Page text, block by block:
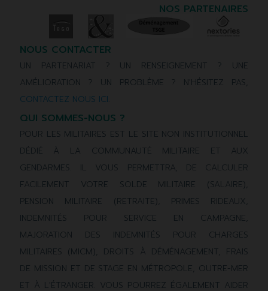
NOS PARTENAIRES
NOUS CONTACTER
UN PARTENARIAT ? UN RENSEIGNEMENT ? UNE
AMÉLIORATION ? UN PROBLÈME ? N'HÉSITEZ PAS,
CONTACTEZ NOUS ICI
QUI SOMMES-NOUS ?
POUR LES MILITAIRES EST LE SITE NON INSTITUTIONNEL
DÉDIÉ À LA COMMUNAUTÉ MILITAIRE ET AUX
GENDARMES. IL VOUS PERMETTRA, DE CALCULER
FACILEMENT VOTRE SOLDE MILITAIRE (SALAIRE),
PENSION MILITAIRE (RETRAITE), PRIMES RIDEAUX,
INDEMNITÉS POUR SERVICE EN CAMPAGNE,
MAJORATION DES INDEMNITÉS POUR CHARGES
MILITAIRES (MICM), DROITS À DÉMÉNAGEMENT, FRAIS
DE MISSION ET DE STAGE EN MÉTROPOLE, OUTRE-MER
ET À L'ÉTRANGER. VOUS POURREZ ÉGALEMENT AIDER